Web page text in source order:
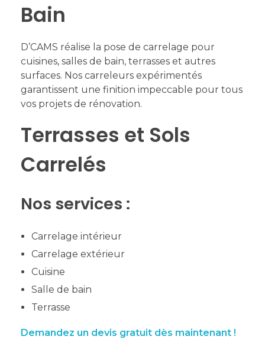
Bain
D’CAMS réalise la pose de carrelage pour
cuisines, salles de bain, terrasses et autres
surfaces. Nos carreleurs expérimentés
garantissent une finition impeccable pour tous
vos projets de rénovation.
Terrasses et Sols
Carrelés
Nos services :
Carrelage intérieur
Carrelage extérieur
Cuisine
Salle de bain
Terrasse
Demandez un devis gratuit dès maintenant !